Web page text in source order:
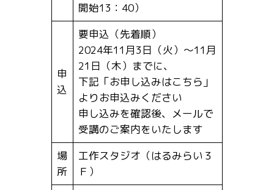
開始13：40）
申
込
要申込（先着順）
2024年11月3日（火）～11月
21日（木）までに、
下記「お申し込みはこちら」
よりお申込みください
申し込みを確認後、メールで
受講のご案内をいたします
場
所
工作スタジオ（はるみらい３
Ｆ）